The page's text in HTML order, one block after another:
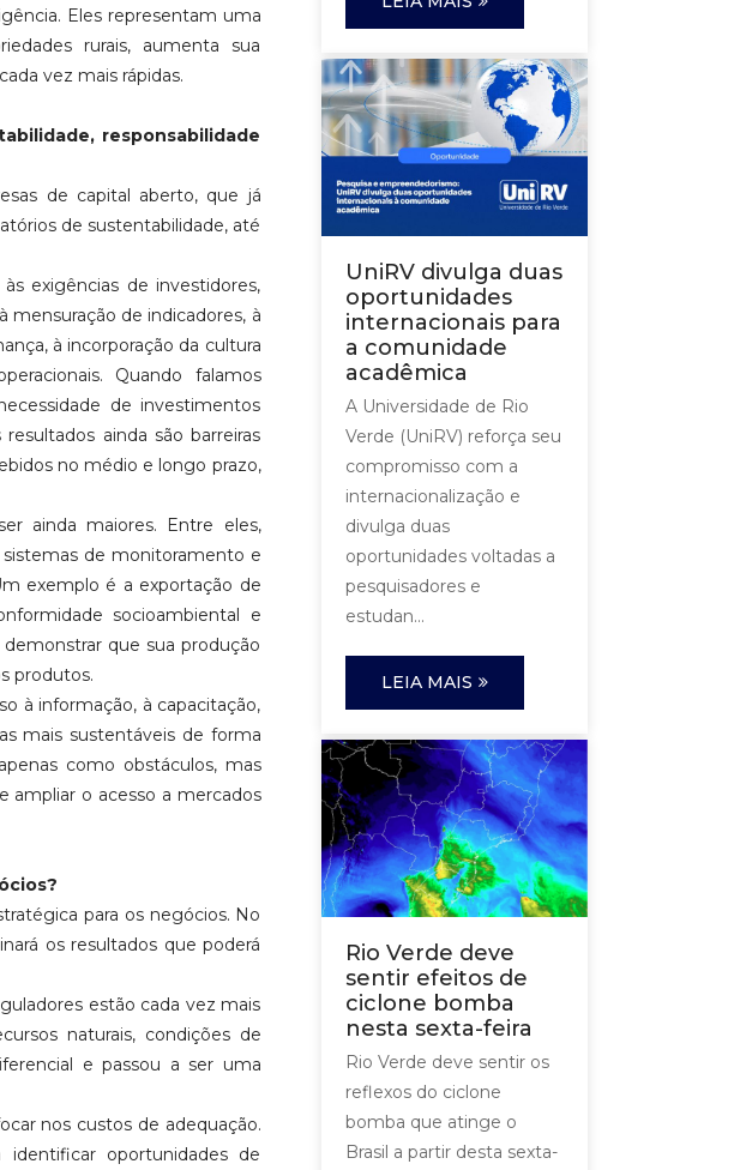
Eles representam uma
rurais, aumenta sua
vez mais rápidas.
responsabilidade
de capital aberto, que já
de sustentabilidade, até
exigências de investidores,
mensuração de indicadores, à
à incorporação da cultura
Quando falamos
de investimentos
ainda são barreiras
no médio e longo prazo,
ainda maiores. Entre eles,
de monitoramento e
exemplo é a exportação de
socioambiental e
que sua produção
produtos.
à informação, à capacitação,
mais sustentáveis de forma
como obstáculos, mas
ampliar o acesso a mercados
para os negócios. No
os resultados que poderá
estão cada vez mais
naturais, condições de
e passou a ser uma
nos custos de adequação.
oportunidades de
UniRV divulga duas
oportunidades
internacionais para
a comunidade
acadêmica
A Universidade de Rio
Verde (UniRV) reforça seu
compromisso com a
internacionalização e
divulga duas
oportunidades voltadas a
pesquisadores e
estudan...
LEIA MAIS
Rio Verde deve
sentir efeitos de
ciclone bomba
nesta sexta-feira
Rio Verde deve sentir os
reflexos do ciclone
bomba que atinge o
Brasil a partir desta sexta-